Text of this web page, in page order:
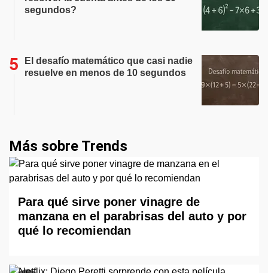
segundos?
El desafío matemático que casi nadie
resuelve en menos de 10 segundos
Más sobre Trends
Para qué sirve poner vinagre de
manzana en el parabrisas del auto y por
qué lo recomiendan